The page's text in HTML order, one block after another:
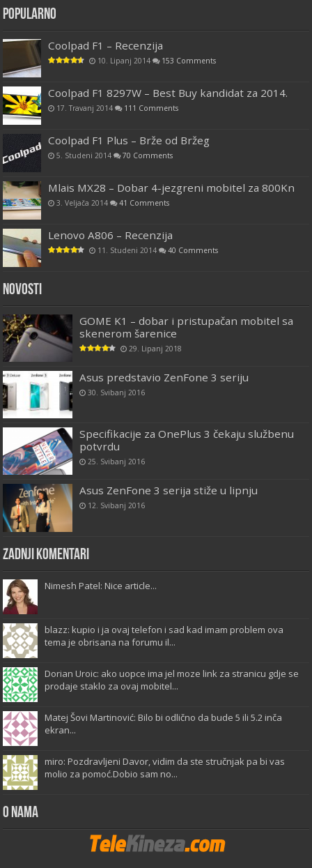
Popularno
Coolpad F1 – Recenzija
10. Lipanj 2014 153 Comments
Coolpad F1 8297W – Best Buy kandidat za 2014.
17. Travanj 2014 111 Comments
Coolpad F1 Plus – Brže od Bržeg
5. Studeni 2014 70 Comments
Mlais MX28 – Dobar 4-jezgreni mobitel za 800Kn
3. Veljača 2014 41 Comments
Lenovo A806 – Recenzija
11. Studeni 2014 40 Comments
Novosti
GOME K1 – dobar i pristupačan mobitel sa
skenerom šarenice
29. Lipanj 2018
Asus predstavio ZenFone 3 seriju
30. Svibanj 2016
Specifikacije za OnePlus 3 čekaju službenu
potvrdu
25. Svibanj 2016
Asus ZenFone 3 serija stiže u lipnju
12. Svibanj 2016
Zadnji komentari
Nimesh Patel: Nice article...
blazz: kupio i ja ovaj telefon i sad kad imam problem ova
tema je obrisana na forumu il...
Dorian Uroic: ako uopce ima jel moze link za stranicu gdje se
prodaje staklo za ovaj mobitel...
Matej Šovi Martinović: Bilo bi odlično da bude 5 ili 5.2 inča
ekran...
miro: Pozdravljeni Davor, vidim da ste stručnjak pa bi vas
molio za pomoć.Dobio sam no...
O Nama